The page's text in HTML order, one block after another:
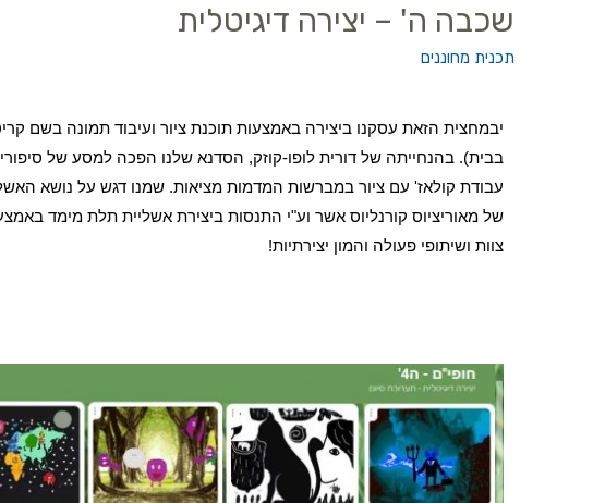
שכבה ה' – יצירה דיגיטלית
תכנית מחוננים
יבמחצית הזאת עסקנו ביצירה באמצעות תוכנת ציור ועיבוד תמונה בשם
בבית). בהנחייתה של דורית לופו-קוזק, הסדנא שלנו הפכה למסע של
עבודת קולאז' עם ציור במברשות המדמות מציאות. שמנו דגש על נושא
של מאוריציוס קורנליוס אשר וע"י התנסות ביצירת אשליית תלת מימד
צוות ושיתופי פעולה והמון יצירתיות!